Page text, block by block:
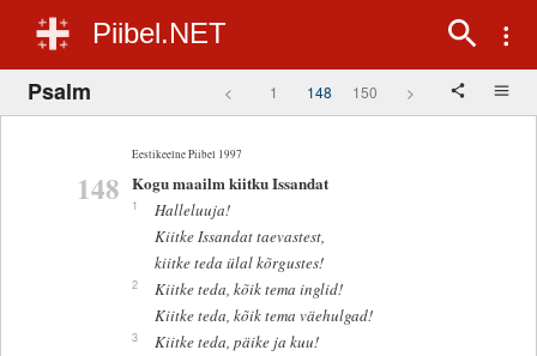
Piibel.NET
Psalm < 1 148 150 >
Eestikeelne Piibel 1997
148 Kogu maailm kiitku Issandat
1
Halleluuja!
Kiitke Issandat taevastest,
kiitke teda ülal kõrgustes!
2
Kiitke teda, kõik tema inglid!
Kiitke teda, kõik tema väehulgad!
3
Kiitke teda, päike ja kuu!